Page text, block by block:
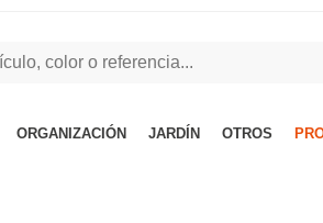
ORGANIZACIÓN JARDÍN OTROS